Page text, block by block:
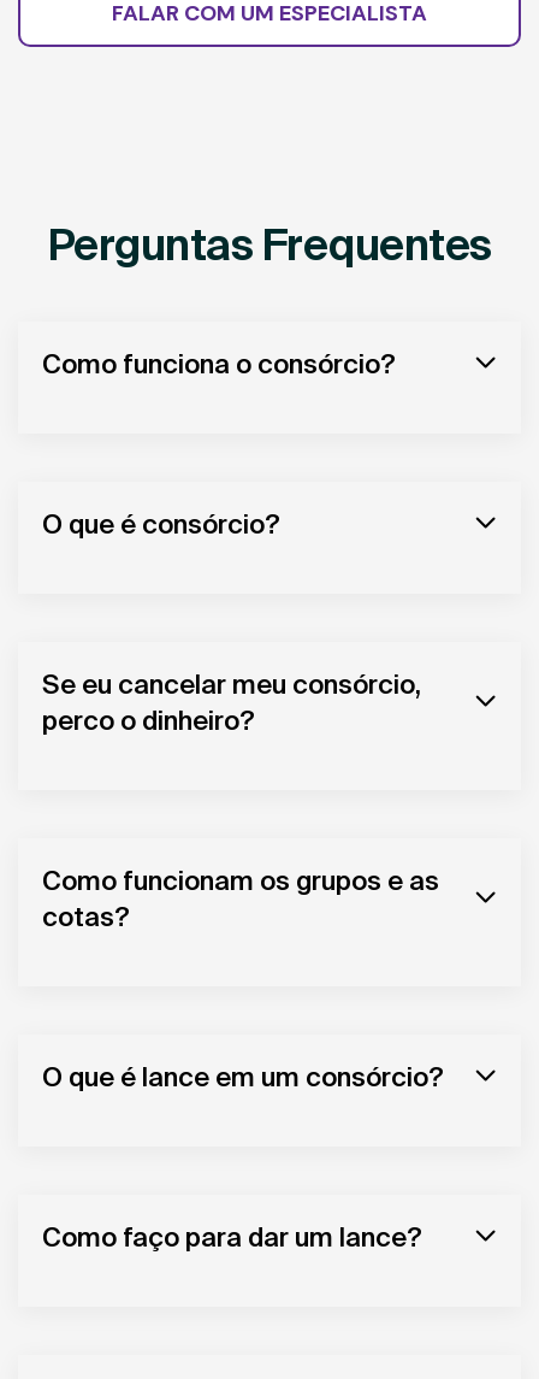
FALAR COM UM ESPECIALISTA
Perguntas Frequentes
Como funciona o consórcio?
O que é consórcio?
Se eu cancelar meu consórcio,
perco o dinheiro?
Como funcionam os grupos e as
cotas?
O que é lance em um consórcio?
Como faço para dar um lance?